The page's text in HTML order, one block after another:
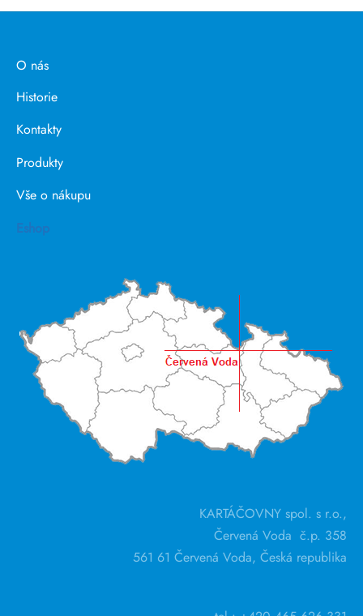
O nás
Historie
Kontakty
Produkty
Vše o nákupu
Eshop
KARTÁČOVNY spol. s r.o.,
Červená Voda č.p. 358
561 61 Červená Voda, Česká republika